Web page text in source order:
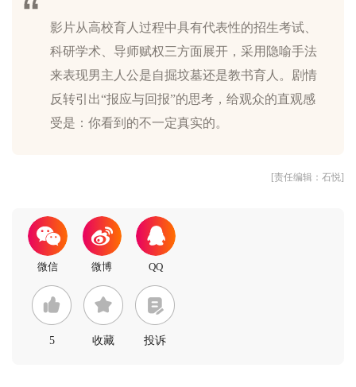
影片从高校育人过程中具有代表性的招生考试、
科研学术、导师赋权三方面展开，采用隐喻手法
来表现男主人公是自掘坟墓还是教书育人。剧情
反转引出“报应与回报”的思考，给观众的直观感
[责任编辑：石悦]
5 收藏 投诉